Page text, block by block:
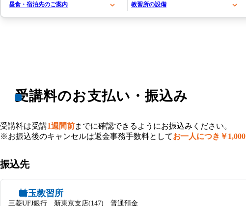
昼食・宿泊先のご案内 教習所の設備
受講料のお支払い・振込み
受講料は受講1週間前までに確認できるようにお振込みください。
※お振込後のキャンセルは返金事務手数料としてお一人につき￥1,000
振込先
埼玉教習所
三菱UFJ銀行 新東京支店(147) 普通預金